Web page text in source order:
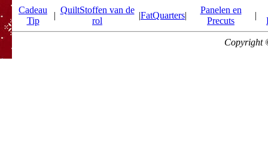
Cadeau
Tip
|
QuiltStoffen van de
rol
|FatQuarters|
Panelen en
Precuts
|
Copyright